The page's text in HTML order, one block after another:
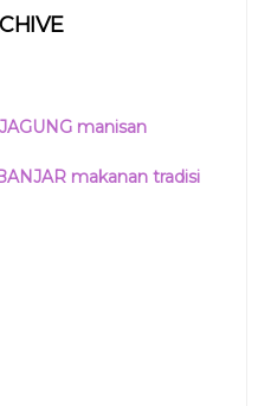
manisan
makanan tradisi